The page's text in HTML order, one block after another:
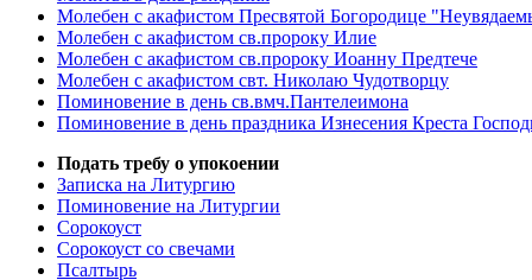
Молебен с акафистом Пресвятой Богородице
Молебен с акафистом св.пророку Илие
Молебен с акафистом св.пророку Иоанну Предтече
Молебен с акафистом свт. Николаю Чудотворцу
Поминовение в день св.вмч.Пантелеимона
Поминовение в день праздника Изнесения Креста
Подать требу о упокоении
Записка на Литургию
Поминовение на Литургии
Сорокоуст
Сорокоуст со свечами
Псалтырь